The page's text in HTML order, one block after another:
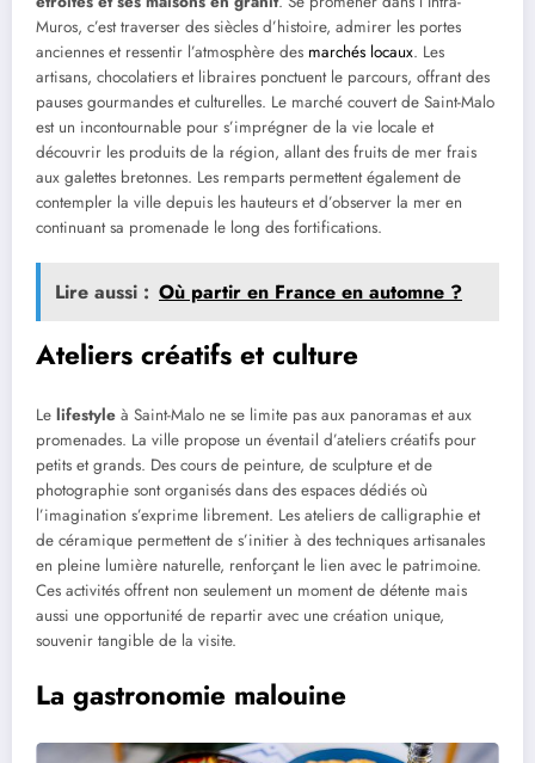
Muros, c’est traverser des siècles d’histoire, admirer les portes
anciennes et ressentir l’atmosphère des marchés locaux. Les
artisans, chocolatiers et libraires ponctuent le parcours, offrant des
pauses gourmandes et culturelles. Le marché couvert de Saint-Malo
est un incontournable pour s’imprégner de la vie locale et
découvrir les produits de la région, allant des fruits de mer frais
aux galettes bretonnes. Les remparts permettent également de
contempler la ville depuis les hauteurs et d’observer la mer en
continuant sa promenade le long des fortifications.
Lire aussi : Où partir en France en automne ?
Ateliers créatifs et culture
Le lifestyle à Saint-Malo ne se limite pas aux panoramas et aux
promenades. La ville propose un éventail d’ateliers créatifs pour
petits et grands. Des cours de peinture, de sculpture et de
photographie sont organisés dans des espaces dédiés où
l’imagination s’exprime librement. Les ateliers de calligraphie et
de céramique permettent de s’initier à des techniques artisanales
en pleine lumière naturelle, renforçant le lien avec le patrimoine.
Ces activités offrent non seulement un moment de détente mais
aussi une opportunité de repartir avec une création unique,
souvenir tangible de la visite.
La gastronomie malouine